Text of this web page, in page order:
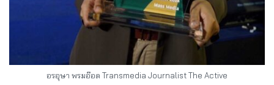
อรอุษา พรมอ๊อด Transmedia Journalist The Active